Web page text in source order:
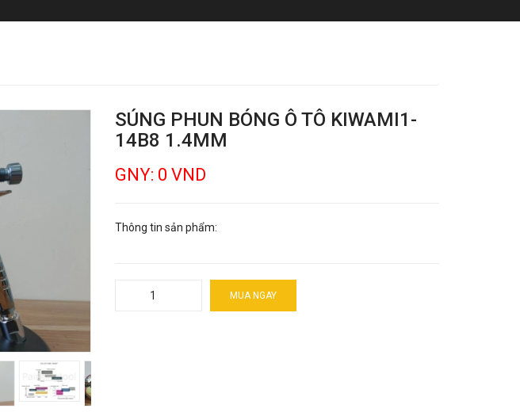
SÚNG PHUN BÓNG Ô TÔ KIWAMI1-
14B8 1.4MM
GNY: 0 VND
Thông tin sản phẩm:
MUA NGAY